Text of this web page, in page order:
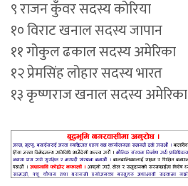
९ राजन कुँवर सदस्य कोरिया
१० विराट खनाल सदस्य जापान
११ गोकुल ढकाल सदस्य अमेरिका
१२ प्रेमसिंह लोहार सदस्य भारत
१३ कृष्णराज खनाल सदस्य अमेरिका